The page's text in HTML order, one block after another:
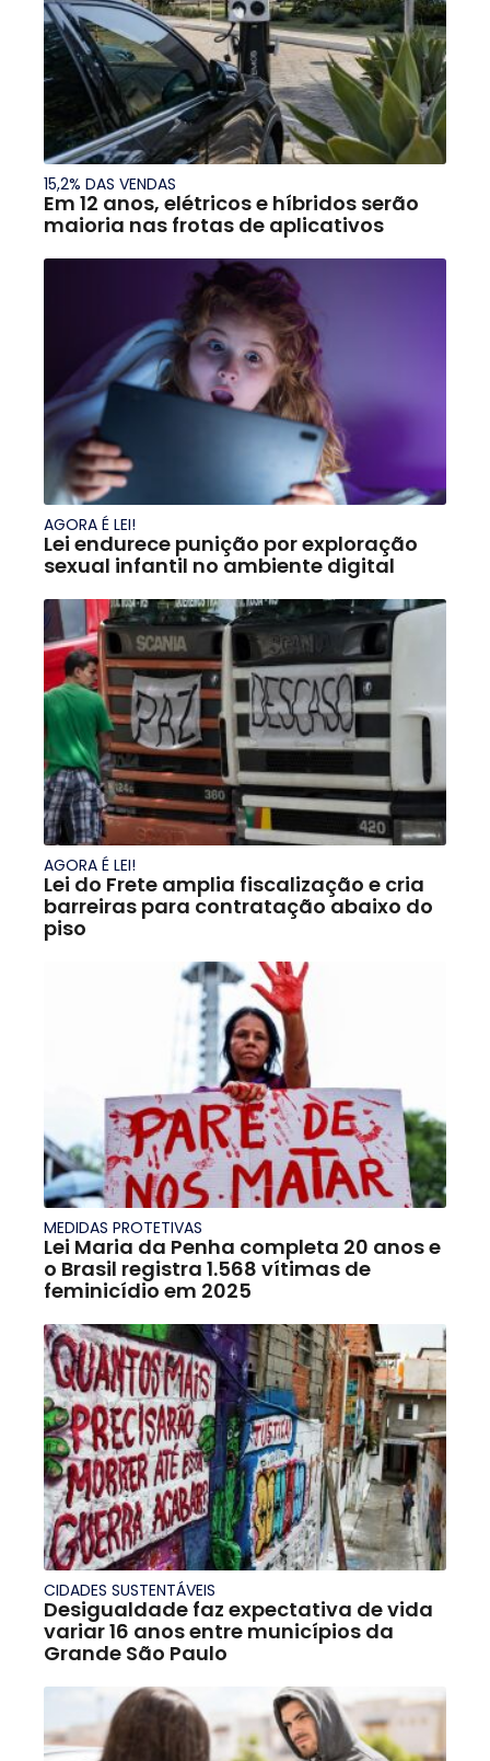
15,2% DAS VENDAS
Em 12 anos, elétricos e híbridos serão
maioria nas frotas de aplicativos
AGORA É LEI!
Lei endurece punição por exploração
sexual infantil no ambiente digital
AGORA É LEI!
Lei do Frete amplia fiscalização e cria
barreiras para contratação abaixo do
piso
MEDIDAS PROTETIVAS
Lei Maria da Penha completa 20 anos e
o Brasil registra 1.568 vítimas de
feminicídio em 2025
CIDADES SUSTENTÁVEIS
Desigualdade faz expectativa de vida
variar 16 anos entre municípios da
Grande São Paulo